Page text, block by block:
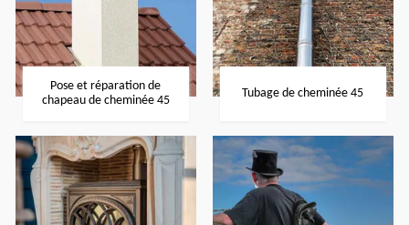
Pose et réparation de
chapeau de cheminée 45
Tubage de cheminée 45